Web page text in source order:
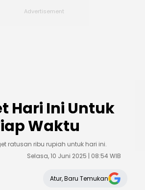
Hari Ini Untuk
Waktu
ratusan ribu rupiah untuk hari ini.
Selasa, 10 Juni 2025 | 08:54 WIB
Atur, Baru Temukan